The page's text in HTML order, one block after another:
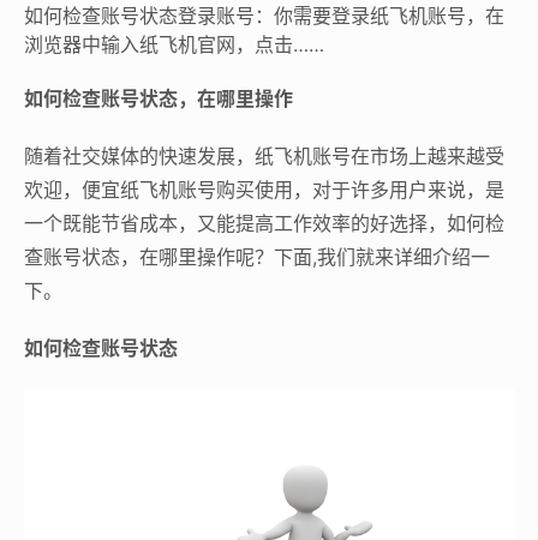
如何检查账号状态登录账号：你需要登录纸飞机账号，在
浏览器中输入纸飞机官网，点击……
如何检查账号状态，在哪里操作
随着社交媒体的快速发展，纸飞机账号在市场上越来越受
欢迎，便宜纸飞机账号购买使用，对于许多用户来说，是
一个既能节省成本，又能提高工作效率的好选择，如何检
查账号状态，在哪里操作呢？下面,我们就来详细介绍一
下。
如何检查账号状态